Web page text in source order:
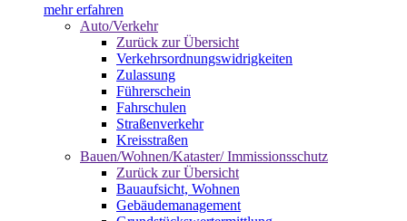
mehr erfahren
Auto/Verkehr
Zurück zur Übersicht
Verkehrsordnungswidrigkeiten
Zulassung
Führerschein
Fahrschulen
Straßenverkehr
Kreisstraßen
Bauen/Wohnen/Kataster/ Immissionsschutz
Zurück zur Übersicht
Bauaufsicht, Wohnen
Gebäudemanagement